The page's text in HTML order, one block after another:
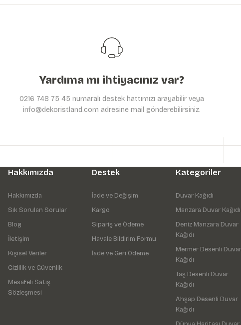
Bu ürüne benzer farklı alternatifler olmalı.
Yardıma mı ihtiyacınız var?
0216 748 75 45 numaralı destek hattımızı arayabilir veya
info@dekoristland.com adresine mail gönderebilirsiniz.
Hakkımızda
Hakkımızda
Sık Sorulan Sorular
Blog
İletişim
Kişisel Veriler
Gizlilik ve Güvenlik
Mesafeli Satış
Sözleşmesi
Destek
İade ve Değişim
Kargo
Sipariş ve Ödeme
Havale Bildirim Formu
İade ve Geri Ödeme
Kategoriler
Duvar Kağıdı
Manzara Duvar Kağıdı
Deniz Manzara Duvar
Kağıdı
Mermer Desenli Duvar
Kağıdı
Taş Desenli Duvar
Kağıdı
Ahşap Desenli Duvar
Kağıdı